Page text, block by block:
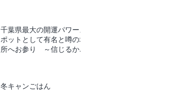
千葉県最大の開運パワース
ポットとして有名と噂の場
所へお参り ～信じるか信
冬キャンごはん